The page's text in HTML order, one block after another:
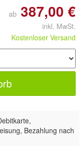
ab 387,00 €
inkl. MwSt.
Kostenloser Versand
Bezahlung nach